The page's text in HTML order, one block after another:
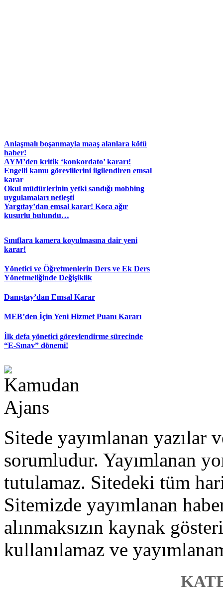
Anlaşmalı boşanmayla maaş alanlara kötü
haber!
AYM’den kritik ‘konkordato’ kararı!
Engelli kamu görevlilerini ilgilendiren emsal
karar
Okul müdürlerinin yetki sandığı mobbing
uygulamaları netleşti
Yargıtay’dan emsal karar! Koca ağır
kusurlu bulundu…
Sınıflara kamera koyulmasına dair yeni
karar!
Yönetici ve Öğretmenlerin Ders ve Ek Ders
Yönetmeliğinde Değişiklik
Danıştay’dan Emsal Karar
MEB’den İçin Yeni Hizmet Puanı Kararı
İlk defa yönetici görevlendirme sürecinde
“E-Sınav” dönemi!
Sitede yayımlanan yazılar
sorumludur. Yayımlanan
tutulamaz. Sitedeki tüm
Sitemizde yayımlanan
alınmaksızın kaynak
kullanılamaz ve